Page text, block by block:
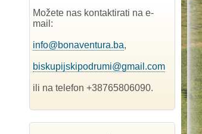
Možete nas kontaktirati na e-
mail:
info@bonaventura.ba,
biskupijskipodrumi@gmail.com
ili na telefon +38765806090.